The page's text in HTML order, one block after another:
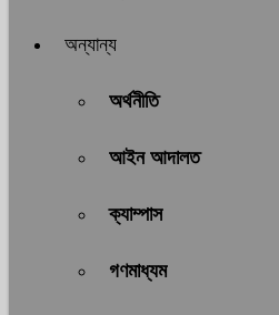
অন্যান্য
অর্থনীতি
আইন আদালত
ক্যাম্পাস
গণমাধ্যম